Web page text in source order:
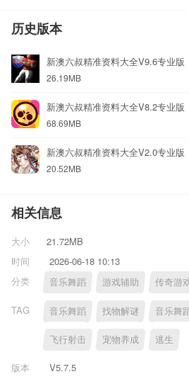
历史版本
新澳六叔精准资料大全V9.6专业版
26.19MB
新澳六叔精准资料大全V8.2专业版
68.69MB
新澳六叔精准资料大全V2.0专业版
20.52MB
相关信息
大小
21.72MB
时间
2026-06-18 10:13
分类
音乐舞蹈 游戏辅助 传奇游
TAG 音乐舞蹈 找物解谜 音乐舞
飞行射击 宠物养成 逃生
版本
V5.7.5